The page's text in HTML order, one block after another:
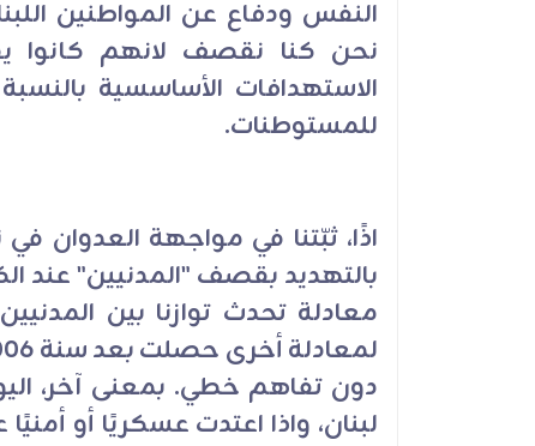
النفس ودفاع عن المواطنين
نحن كنا نقصف لانهم كانوا
الاستهدافات الأساسسية
للمستوطنات.
بالتهديد بقصف "المدنيين" عند
معادلة تحدث توازنا بين
دون تفاهم خطي. بمعنى آخر،
لبنان، واذا اعتدت عسكريًا أو